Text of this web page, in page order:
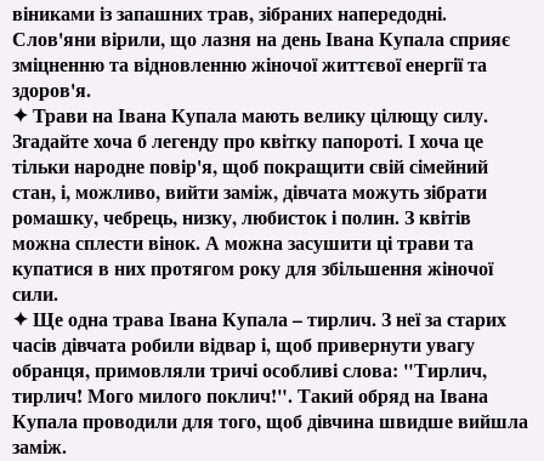
віниками із запашних трав, зібраних напередодні.
Слов'яни вірили, що лазня на день Івана Купала сприяє
зміцненню та відновленню жіночої життєвої енергії та
здоров'я.
✦ Трави на Івана Купала мають велику цілющу силу.
Згадайте хоча б легенду про квітку папороті. І хоча це
тільки народне повір'я, щоб покращити свій сімейний
стан, і, можливо, вийти заміж, дівчата можуть зібрати
ромашку, чебрець, низку, любисток і полин. З квітів
можна сплести вінок. А можна засушити ці трави та
купатися в них протягом року для збільшення жіночої
сили.
✦ Ще одна трава Івана Купала – тирлич. З неї за старих
часів дівчата робили відвар і, щоб привернути увагу
обранця, примовляли тричі особливі слова: "Тирлич,
тирлич! Мого милого поклич!". Такий обряд на Івана
Купала проводили для того, щоб дівчина швидше вийшла
заміж.